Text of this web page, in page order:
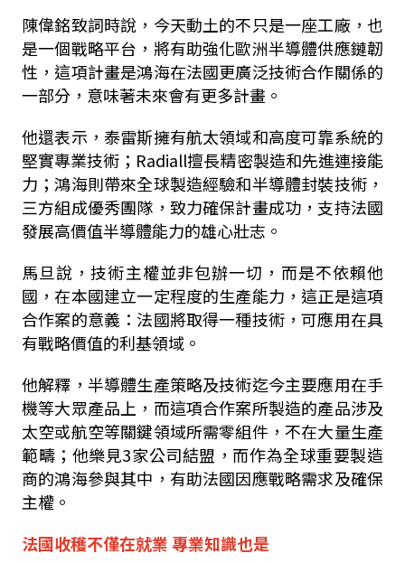
陳偉銘致詞時說，今天動土的不只是一座工廠，也
是一個戰略平台，將有助強化歐洲半導體供應鏈韌
性，這項計畫是鴻海在法國更廣泛技術合作關係的
一部分，意味著未來會有更多計畫。
他還表示，泰雷斯擁有航太領域和高度可靠系統的
堅實專業技術；Radiall擅長精密製造和先進連接能
力；鴻海則帶來全球製造經驗和半導體封裝技術，
三方組成優秀團隊，致力確保計畫成功，支持法國
發展高價值半導體能力的雄心壯志。
馬旦說，技術主權並非包辦一切，而是不依賴他
國，在本國建立一定程度的生產能力，這正是這項
合作案的意義：法國將取得一種技術，可應用在具
有戰略價值的利基領域。
他解釋，半導體生產策略及技術迄今主要應用在手
機等大眾產品上，而這項合作案所製造的產品涉及
太空或航空等關鍵領域所需零組件，不在大量生產
範疇；他樂見3家公司結盟，而作為全球重要製造
商的鴻海參與其中，有助法國因應戰略需求及確保
主權。
法國收穫不僅在就業 專業知識也是